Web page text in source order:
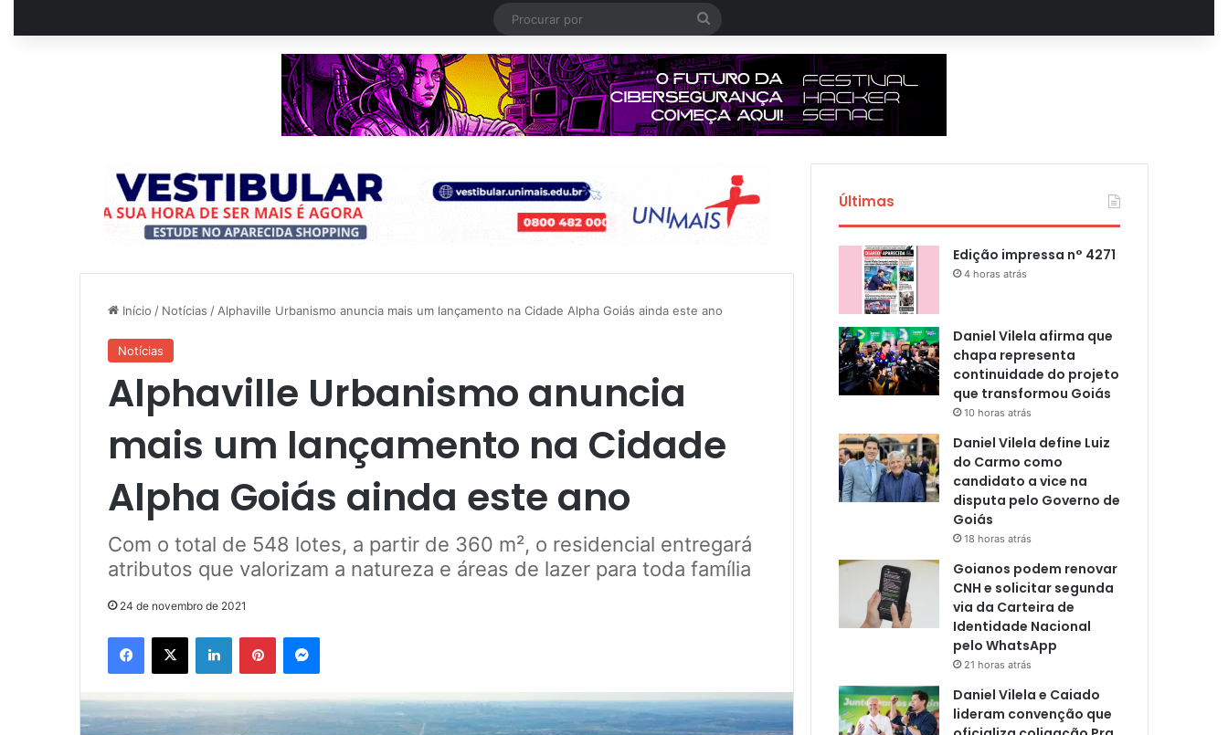
Procurar
por
Início / Notícias / Alphaville Urbanismo anuncia mais um lançamento na Cidade Alpha Goiás ainda este ano
Notícias
Alphaville Urbanismo anuncia
mais um lançamento na Cidade
Alpha Goiás ainda este ano
Com o total de 548 lotes, a partir de 360 m², o residencial entregará
atributos que valorizam a natureza e áreas de lazer para toda família
24 de novembro de 2021
Facebook
X LinkedinPinterestMessenger
Últimas
Edição impressa n° 4271
4 horas atrás
Daniel Vilela afirma que
chapa representa
continuidade do projeto
que transformou Goiás
10 horas atrás
Daniel Vilela define Luiz
do Carmo como
candidato a vice na
disputa pelo Governo de
Goiás
18 horas atrás
Goianos podem renovar
CNH e solicitar segunda
via da Carteira de
Identidade Nacional
pelo WhatsApp
21 horas atrás
Daniel Vilela e Caiado
lideram convenção que